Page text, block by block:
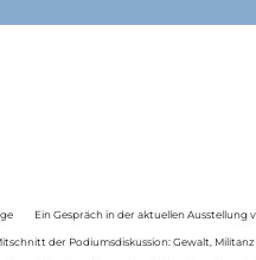
Ein Gespräch in der aktuellen Ausstellung
der Podiumsdiskussion: Gewalt, Militanz